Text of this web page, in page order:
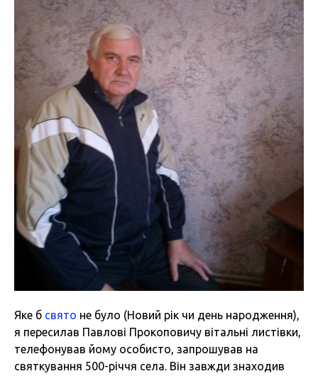
Яке б свято не було (Новий рік чи день народження),
я пересилав Павлові Прокоповичу вітальні листівки,
телефонував йому особисто, запрошував на
святкування 500-річчя села. Він завжди знаходив